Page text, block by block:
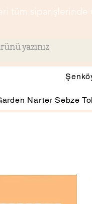
tüm siparişlerinde
Narter Sebze